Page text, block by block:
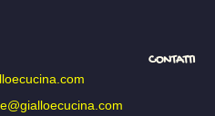
CONTATTI